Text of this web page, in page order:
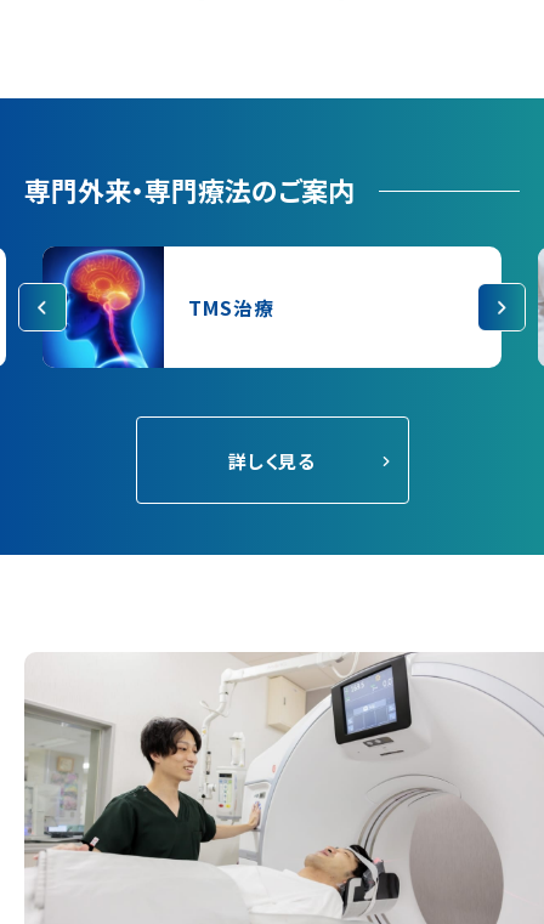
専門外来・専門療法のご案内
TMS治療
詳しく⾒る